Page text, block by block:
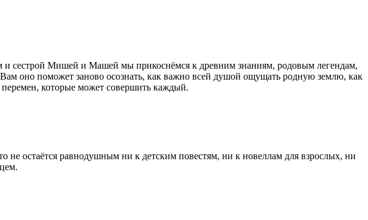
и сестрой Мишей и Машей мы прикоснёмся к древним знаниям, родовым легендам,
оно поможет заново осознать, как важно всей душой ощущать родную землю, как
которые может совершить каждый.
остаётся равнодушным ни к детским повестям, ни к новеллам для взрослых, ни